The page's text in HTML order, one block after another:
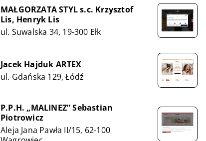
MAŁGORZATA STYL s.c. Krzysztof
Lis, Henryk Lis
ul. Suwalska 34, 19-300 Ełk
Jacek Hajduk ARTEX
ul. Gdańska 129, Łódź
P.P.H. „MALINEZ” Sebastian
Piotrowicz
Aleja Jana Pawła II/15, 62-100